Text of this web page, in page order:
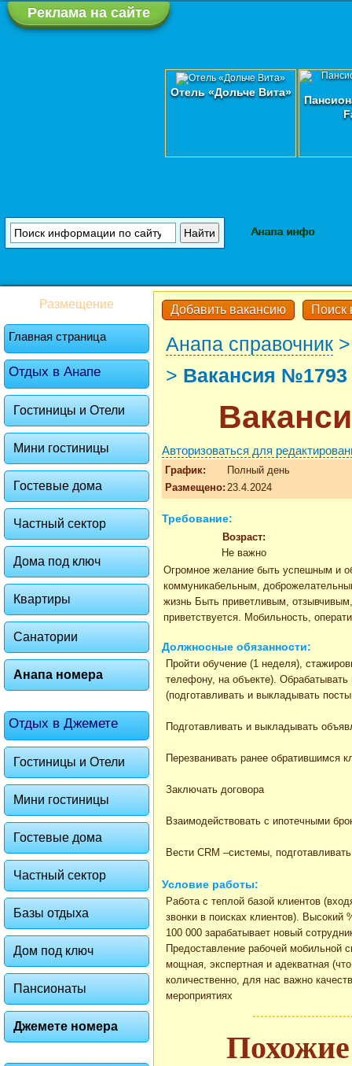
Реклама на сайте
Отель «Дольче Вита»
Анапа инфо
Размещение
Главная страница
Отдых в Анапе
Гостиницы и Отели
Мини гостиницы
Гостевые дома
Частный сектор
Дома под ключ
Квартиры
Санатории
Анапа номера
Отдых в Джемете
Гостиницы и Отели
Мини гостиницы
Гостевые дома
Частный сектор
Базы отдыха
Дом под ключ
Пансионаты
Джемете номера
Добавить вакансию Поиск
Анапа справочник
> Вакансия №1793
Авторизоваться для
График:
Полный день
Размещено: 23.4.2024
Требование:
Возраст:
Не важно
Огромное желание быть успешным и
коммуникабельным,
жизнь Быть приветливым,
приветствуется. Мобильность,
Должносные обязанности:
Пройти обучение (1 неделя),
телефону, на объекте).
(подготавливать и выкладывать
Подготавливать и выкладывать
Перезванивать ранее обратившимся
Заключать договора
Взаимодействовать с ипотечными
Вести CRM –системы,
Условие работы:
Работа с теплой базой клиентов
звонки в поисках клиентов).
100 000 зарабатывает новый
Предоставление рабочей мобильной
мощная, экспертная и адекватная
количественно, для нас важно
мероприятиях